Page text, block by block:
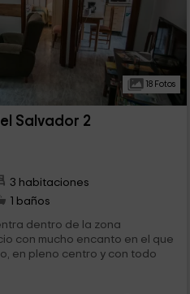
18 Fotos
Salvador 2
3 habitaciones
1 baños
dentro de la zona
con mucho encanto en el que
en pleno centro y con todo